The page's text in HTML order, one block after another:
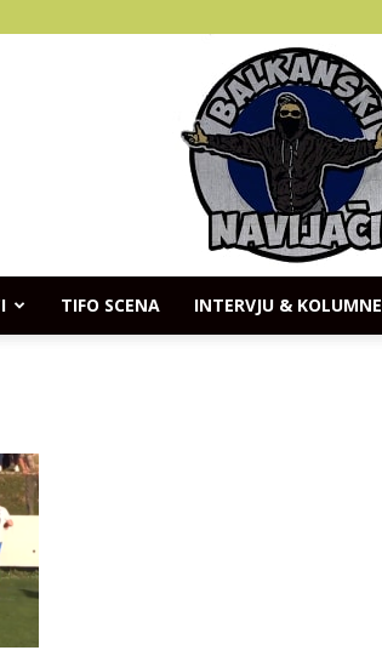
TIFO SCENA INTERVJU & KOLUMNE